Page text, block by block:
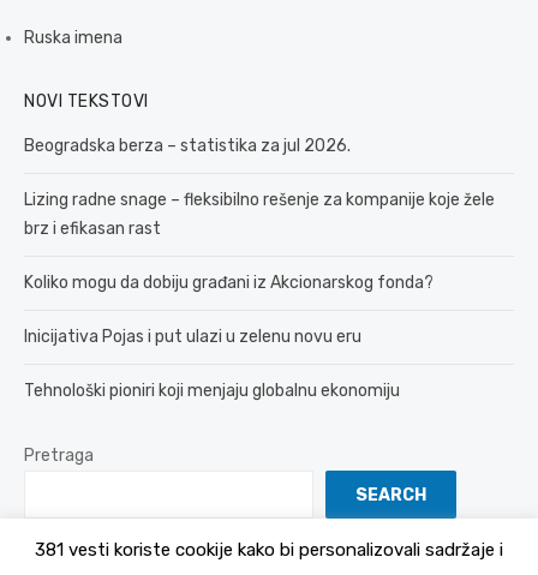
Ruska imena
NOVI TEKSTOVI
Beogradska berza – statistika za jul 2026.
Lizing radne snage – fleksibilno rešenje za kompanije koje žele
brz i efikasan rast
Koliko mogu da dobiju građani iz Akcionarskog fonda?
Inicijativa Pojas i put ulazi u zelenu novu eru
Tehnološki pioniri koji menjaju globalnu ekonomiju
Pretraga
SEARCH
381 vesti koriste cookije kako bi personalizovali sadržaje i